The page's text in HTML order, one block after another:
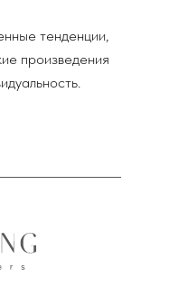
тенденции,
произведения